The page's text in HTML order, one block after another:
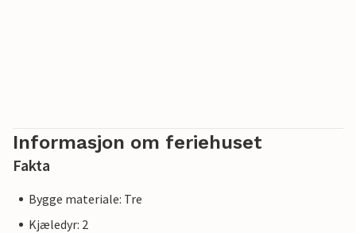
Informasjon om feriehuset
Fakta
Bygge materiale: Tre
Kjæledyr: 2